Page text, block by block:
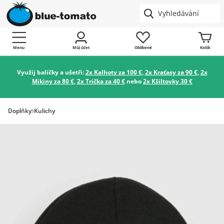
Menu Můj účet Oblíbené Košík
Využij balíčky a ušetři:2x Kalhoty za 100 €,2x Kraťasy za 90 €,2x
Mikiny za 80 €,2x Trička za 40 €nebo2x Kšiltovky 30 €
Doplňky Kulichy